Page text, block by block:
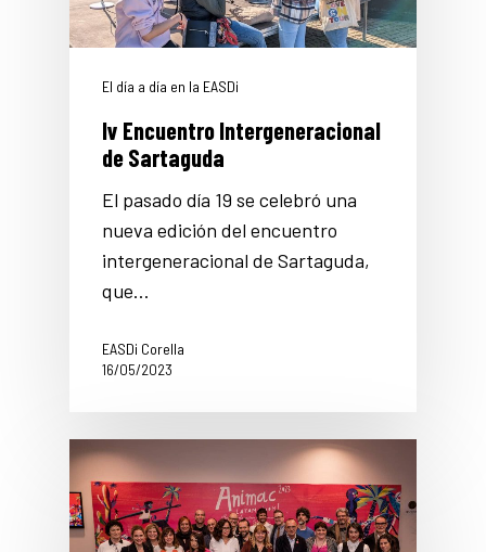
El día a día en la EASDi
Iv Encuentro Intergeneracional
de Sartaguda
El pasado día 19 se celebró una
nueva edición del encuentro
intergeneracional de Sartaguda,
que…
EASDi Corella
16/05/2023